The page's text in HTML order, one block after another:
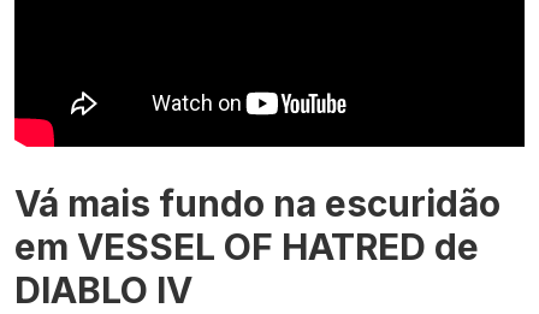
Vá mais fundo na escuridão
em VESSEL OF HATRED de
DIABLO IV